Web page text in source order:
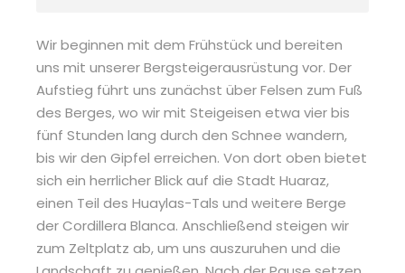
Wir beginnen mit dem Frühstück und bereiten
uns mit unserer Bergsteigerausrüstung vor. Der
Aufstieg führt uns zunächst über Felsen zum Fuß
des Berges, wo wir mit Steigeisen etwa vier bis
fünf Stunden lang durch den Schnee wandern,
bis wir den Gipfel erreichen. Von dort oben bietet
sich ein herrlicher Blick auf die Stadt Huaraz,
einen Teil des Huaylas-Tals und weitere Berge
der Cordillera Blanca. Anschließend steigen wir
zum Zeltplatz ab, um uns auszuruhen und die